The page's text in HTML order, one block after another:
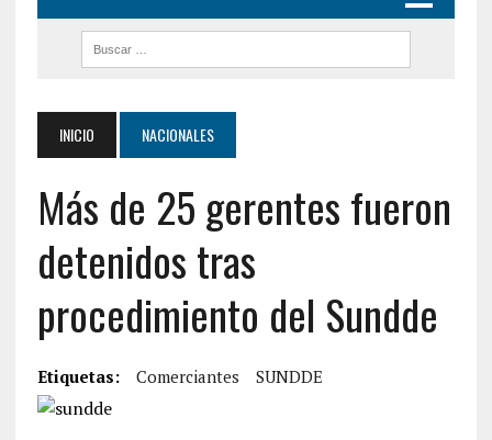
INICIO NACIONALES
Más de 25 gerentes fueron
detenidos tras
procedimiento del Sundde
Etiquetas: Comerciantes SUNDDE